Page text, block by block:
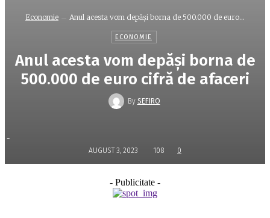
Economie Anul acesta vom depăşi borna de 500.000 de euro...
ECONOMIE
Anul acesta vom depăşi borna de
500.000 de euro cifră de afaceri
By SEFIRO
-
AUGUST 3, 2023 108 0
- Publicitate -